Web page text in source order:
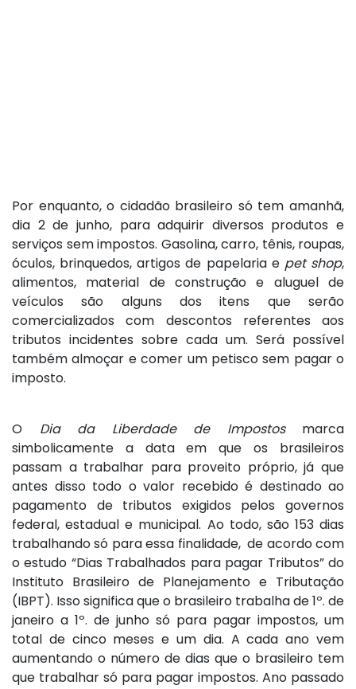
Por enquanto, o cidadão brasileiro só tem amanhã,
dia 2 de junho, para adquirir diversos produtos e
serviços sem impostos. Gasolina, carro, tênis, roupas,
óculos, brinquedos, artigos de papelaria e pet shop,
alimentos, material de construção e aluguel de
veículos são alguns dos itens que serão
comercializados com descontos referentes aos
tributos incidentes sobre cada um. Será possível
também almoçar e comer um petisco sem pagar o
imposto.
O Dia da Liberdade de Impostosmarca
simbolicamente a data em que os brasileiros
passam a trabalhar para proveito próprio, já que
antes disso todo o valor recebido é destinado ao
pagamento de tributos exigidos pelos governos
federal, estadual e municipal. Ao todo, são 153 dias
trabalhando só para essa finalidade, de acordo com
o estudo “Dias Trabalhados para pagar Tributos” do
Instituto Brasileiro de Planejamento e Tributação
(IBPT). Isso significa que o brasileiro trabalha de 1º. de
janeiro a 1º. de junho só para pagar impostos, um
total de cinco meses e um dia. A cada ano vem
aumentando o número de dias que o brasileiro tem
que trabalhar só para pagar impostos. Ano passado